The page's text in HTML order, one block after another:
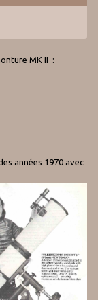
MK II :
années 1970 avec